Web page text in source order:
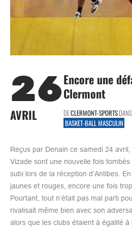
26
AVRIL
Encore une
Clermont
DECLERMONT-SPORTSDANS
BASKET-BALL MASCULIN
Reçus par Denain ce samedi 24
Vizade sont une nouvelle fois
subi lors de la réception d’Antibes.
jaunes et rouges, encore une fois
Pourtant, tout n’était pas mal parti
rivalisait même bien avec son
alors que les clubs étaient à égalité